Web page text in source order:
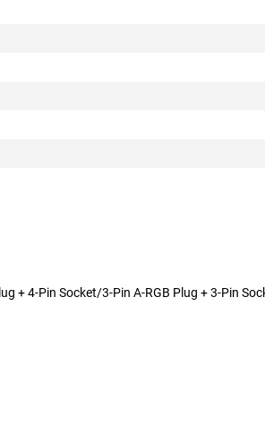
+ 4-Pin Socket/3-Pin A-RGB Plug + 3-Pin